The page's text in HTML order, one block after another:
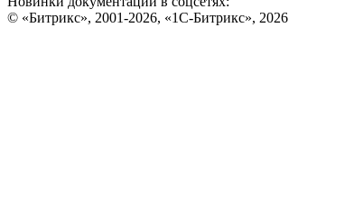
© «Битрикс», 2001-2026, «1С-Битрикс», 2026